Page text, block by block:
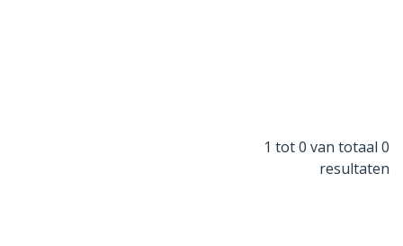
1 tot 0 van totaal 0
resultaten